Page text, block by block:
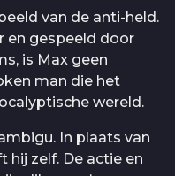
van de anti-held.
en gespeeld door
is Max geen
man die het
wereld.
In plaats van
hij zelf. De actie en